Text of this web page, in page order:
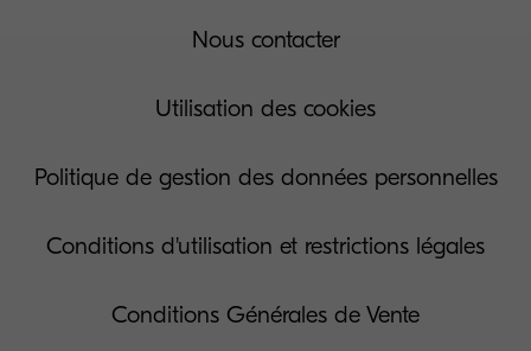
Nous contacter
Utilisation des cookies
Politique de gestion des données personnelles
Conditions d'utilisation et restrictions légales
Conditions Générales de Vente